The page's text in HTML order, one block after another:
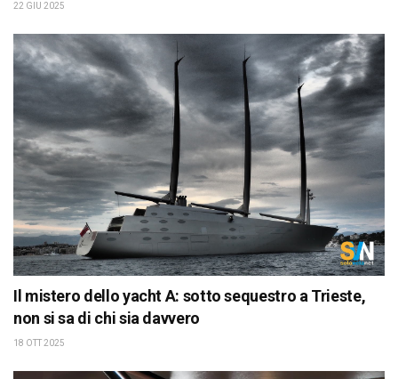
22 GIU 2025
Il mistero dello yacht A: sotto sequestro a Trieste,
non si sa di chi sia davvero
18 OTT 2025